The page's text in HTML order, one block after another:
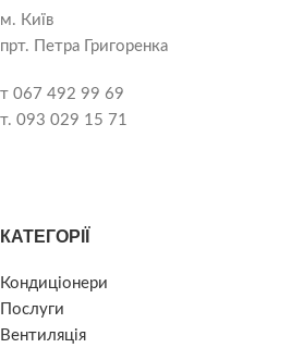
м. Київ
прт. Петра Григоренка
т 067 492 99 69
т. 093 029 15 71
КАТЕГОРІЇ
Кондиціонери
Послуги
Вентиляція